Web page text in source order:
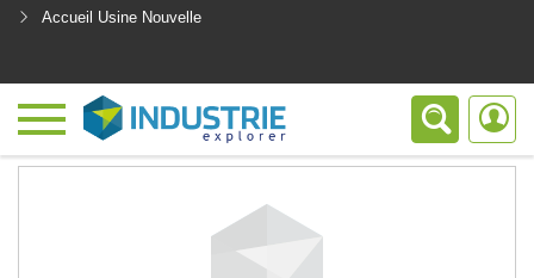
Accueil Usine Nouvelle